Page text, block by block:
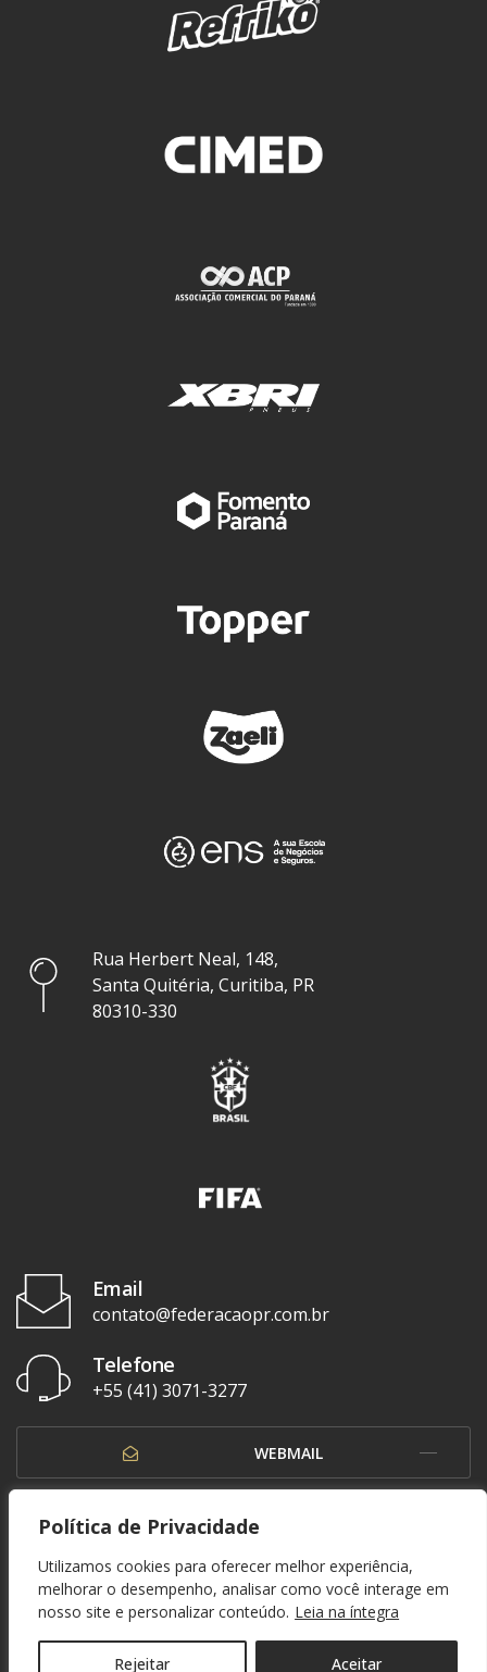
Política de Privacidade
Utilizamos cookies para oferecer melhor experiência,
melhorar o desempenho, analisar como você interage em
nosso site e personalizar conteúdo. Leia na íntegra
Rejeitar Aceitar
Rua Herbert Neal, 148,
Santa Quitéria, Curitiba, PR
80310-330
Email
contato@federacaopr.com.br
Telefone
+55 (41) 3071-3277
WEBMAIL
OUVIDORIA
© 1937 - 2026. Federação Paranaense de Futebol. Todos os direitos reservados. By